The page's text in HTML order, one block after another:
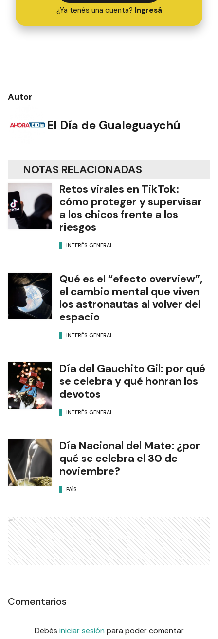
¿Ya tenés una cuenta? Ingresá
Autor
El Día de Gualeguaychú
NOTAS RELACIONADAS
Retos virales en TikTok:
cómo proteger y supervisar
a los chicos frente a los
riesgos
INTERÉS GENERAL
Qué es el “efecto overview”,
el cambio mental que viven
los astronautas al volver del
espacio
INTERÉS GENERAL
Día del Gauchito Gil: por qué
se celebra y qué honran los
devotos
INTERÉS GENERAL
Día Nacional del Mate: ¿por
qué se celebra el 30 de
noviembre?
PAÍS
Ads
Comentarios
Debés iniciar sesión para poder comentar